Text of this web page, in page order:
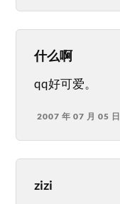
什么啊
qq好可爱。
2007 年 07 月 05 日
zizi